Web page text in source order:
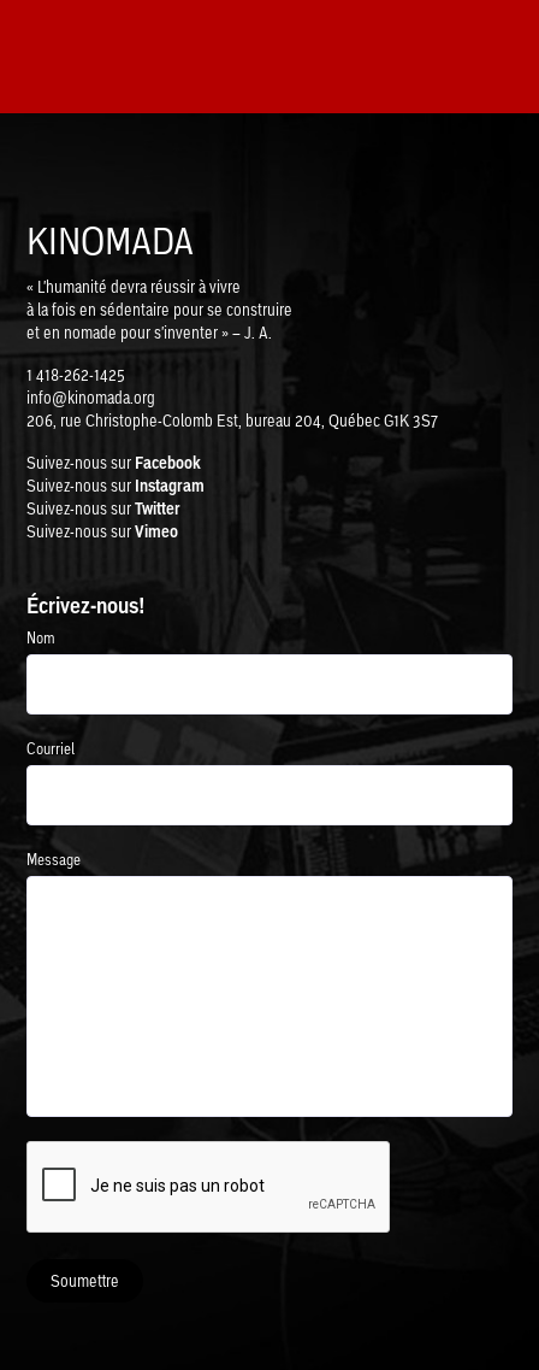
KINOMADA
« L'humanité devra réussir à vivre
à la fois en sédentaire pour se construire
et en nomade pour s'inventer » – J. A.
1 418-262-1425
info@kinomada.org
206, rue Christophe-Colomb Est, bureau 204, Québec G1K 3S7
Suivez-nous sur Facebook
Suivez-nous sur Instagram
Suivez-nous surTwitter
Suivez-nous surVimeo
Écrivez-nous!
Nom
Courriel
Message
Soumettre